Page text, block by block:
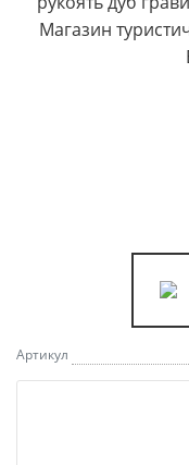
Артикул